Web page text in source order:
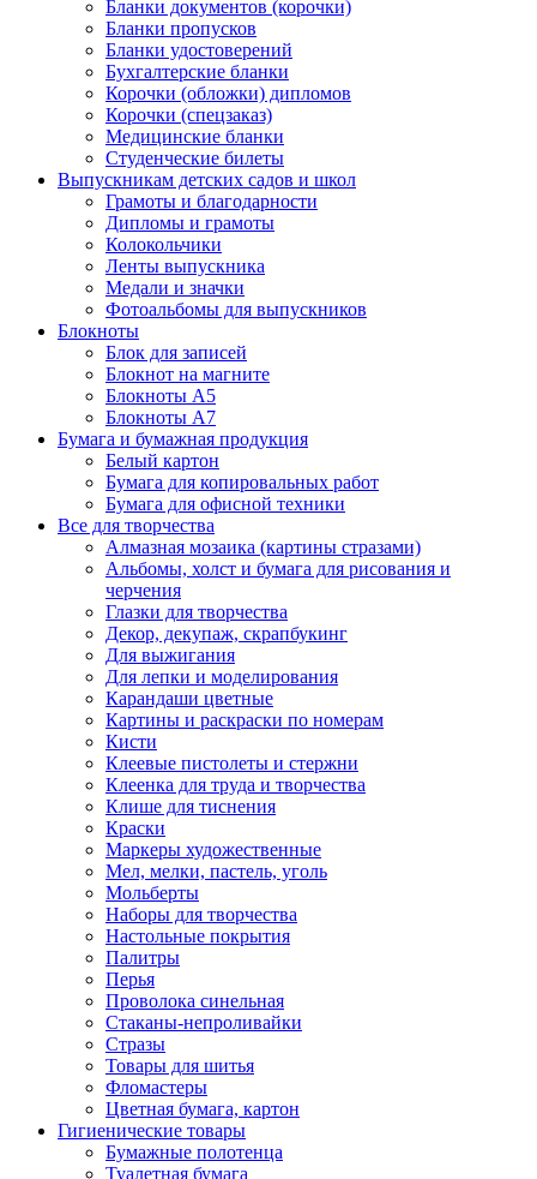
Бланки документов (корочки)
Бланки пропусков
Бланки удостоверений
Бухгалтерские бланки
Корочки (обложки) дипломов
Корочки (спецзаказ)
Медицинские бланки
Студенческие билеты
Выпускникам детских садов и школ
Грамоты и благодарности
Дипломы и грамоты
Колокольчики
Ленты выпускника
Медали и значки
Фотоальбомы для выпускников
Блокноты
Блок для записей
Блокнот на магните
Блокноты А5
Блокноты А7
Бумага и бумажная продукция
Белый картон
Бумага для копировальных работ
Бумага для офисной техники
Все для творчества
Алмазная мозаика (картины стразами)
Альбомы, холст и бумага для рисования и
черчения
Глазки для творчества
Декор, декупаж, скрапбукинг
Для выжигания
Для лепки и моделирования
Карандаши цветные
Картины и раскраски по номерам
Кисти
Клеевые пистолеты и стержни
Клеенка для труда и творчества
Клише для тиснения
Краски
Маркеры художественные
Мел, мелки, пастель, уголь
Мольберты
Наборы для творчества
Настольные покрытия
Палитры
Перья
Проволока синельная
Стаканы-непроливайки
Стразы
Товары для шитья
Фломастеры
Цветная бумага, картон
Гигиенические товары
Бумажные полотенца
Туалетная бумага